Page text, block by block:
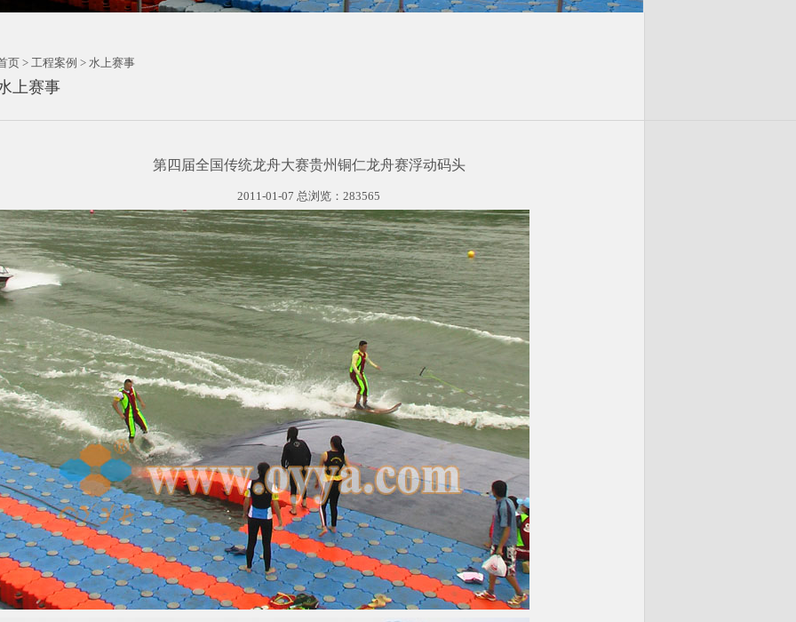
页 > 工程案例 > 水上赛事
上赛事
第四届全国传统龙舟大赛贵州铜仁龙舟赛浮动码头
2011-01-07 总浏览：283565